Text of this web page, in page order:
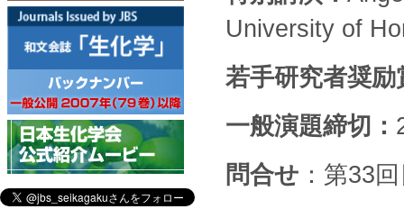
University of
若手研究者奨
一般演題締切：
問合せ ：第33